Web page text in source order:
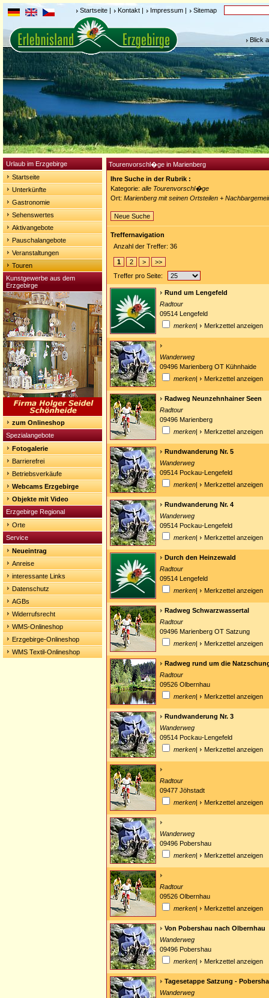
Startseite | Kontakt | Impressum | Sitemap
Blick
Urlaub im Erzgebirge
Startseite
Unterkünfte
Gastronomie
Sehenswertes
Aktivangebote
Pauschalangebote
Veranstaltungen
Touren
Kunstgewerbe aus dem
Erzgebirge
zum Onlineshop
Spezialangebote
Fotogalerie
Barrierefrei
Betriebsverkäufe
Webcams Erzgebirge
Objekte mit Video
Erzgebirge Regional
Orte
Service
Neueintrag
Anreise
interessante Links
Datenschutz
AGBs
Widerrufsrecht
WMS-Onlineshop
Erzgebirge-Onlineshop
WMS Textil-Onlineshop
Tourenvorschl�ge in Marienberg
Ihre Suche in der Rubrik :
Kategorie: alle Tourenvorschl�ge
Ort: Marienberg mit seinen Ortsteilen +
Neue Suche
Treffernavigation
Anzahl der Treffer: 36
1 2 >
>>
Treffer pro Seite:
Rund um Lengefeld
Radtour
09514 Lengefeld
merken| Merkzettel anzeigen
Wanderweg
09496 Marienberg OT Kühnhaide
merken| Merkzettel anzeigen
Radweg Neunzehnhainer Seen
Radtour
09496 Marienberg
merken| Merkzettel anzeigen
Rundwanderung Nr. 5
Wanderweg
09514 Pockau-Lengefeld
merken| Merkzettel anzeigen
Rundwanderung Nr. 4
Wanderweg
09514 Pockau-Lengefeld
merken| Merkzettel anzeigen
Durch den Heinzewald
Radtour
09514 Lengefeld
merken| Merkzettel anzeigen
Radweg Schwarzwassertal
Radtour
09496 Marienberg OT Satzung
merken| Merkzettel anzeigen
Radweg rund um die
Radtour
09526 Olbernhau
merken| Merkzettel anzeigen
Rundwanderung Nr. 3
Wanderweg
09514 Pockau-Lengefeld
merken| Merkzettel anzeigen
Radtour
09477 Jöhstadt
merken| Merkzettel anzeigen
Wanderweg
09496 Pobershau
merken| Merkzettel anzeigen
Radtour
09526 Olbernhau
merken| Merkzettel anzeigen
Von Pobershau nach Olbernhau
Wanderweg
09496 Pobershau
merken| Merkzettel anzeigen
Tagesetappe Satzung -
Wanderweg